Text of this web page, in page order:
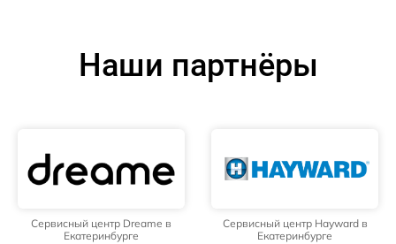
Наши партнёры
Сервисный центр Dreame в
Екатеринбурге
Сервисный центр Hayward в
Екатеринбурге